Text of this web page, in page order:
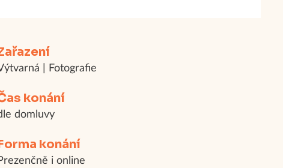
| Fotografie
konání
domluvy
konání
i online